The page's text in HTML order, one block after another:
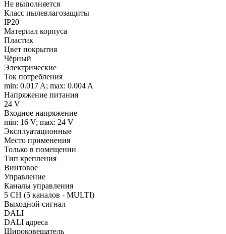
Не выполняется
Класс пылевлагозащиты
IP20
Материал корпуса
Пластик
Цвет покрытия
Чёрный
Электрические
Ток потребления
min: 0.017 A; max: 0.004 A
Напряжение питания
24 V
Входное напряжение
min: 16 V; max: 24 V
Эксплуатационные
Место применения
Только в помещении
Тип крепления
Винтовое
Управление
Каналы управления
5 CH (5 каналов - MULTI)
Выходной сигнал
DALI
DALI адреса
Широковещатель